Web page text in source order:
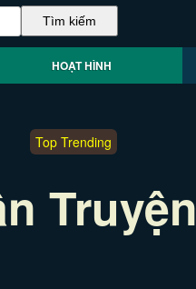
HOẠT HÌNH
Top Trending
Truyện